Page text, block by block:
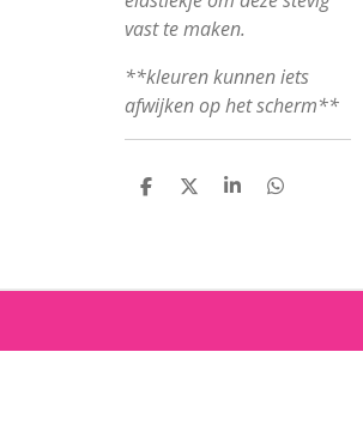
vast te maken.
**kleuren kunnen iets
afwijken op het scherm**
D
D
S
D